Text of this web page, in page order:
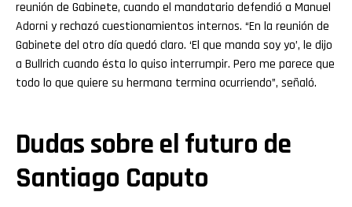
reunión de Gabinete, cuando el mandatario defendió a Manuel
Adorni y rechazó cuestionamientos internos. “En la reunión de
Gabinete del otro día quedó claro. ‘El que manda soy yo’, le dijo
a Bullrich cuando ésta lo quiso interrumpir. Pero me parece que
todo lo que quiere su hermana termina ocurriendo”, señaló.
Dudas sobre el futuro de
Santiago Caputo